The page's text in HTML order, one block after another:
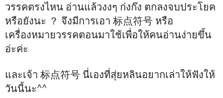
วรรคตรงไหน อ่านแล้วงงๆ ก่งก๊ง ตกลงจบประโยค
หรือยังนะ ？ จึงมีการเอา 标点符号 หรือ
เครื่องหมายวรรคตอนมาใช้เพื่อให้คนอ่านง่ายขึ้น
อ่ะค่ะ
และเจ้า 标点符号 นี่เองที่สุ่ยหลินอยากเล่าให้ฟังให้
วันนี้นะ^^